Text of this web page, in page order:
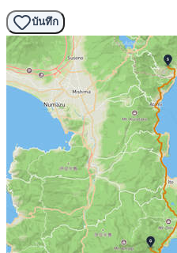
บันทึก